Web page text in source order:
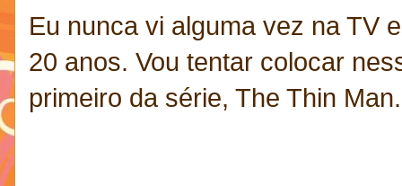
Eu nunca vi alguma vez na TV
20 anos. Vou tentar colocar
primeiro da série, The Thin Man.